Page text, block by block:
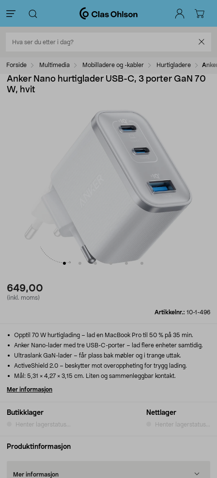
Forside Multimedia Mobilladere og -kabler Hurtigladere
Anker Nano hurtiglader USB-C, 3 porter GaN 70
W, hvit
649,00
(inkl. moms)
Artikkelnr.: 10-1-496
Butikklager
Henter lagerstatus...
Nettlager
Henter lagerstatus...
Opptil 70 W hurtiglading – lad en MacBook Pro til 50 % på 35 min.
Anker Nano-lader med tre USB-C-porter – lad flere enheter samtidig.
Ultraslank GaN-lader – får plass bak møbler og i trange uttak.
ActiveShield 2.0 – beskytter mot overoppheting for trygg lading.
Mål: 5,31 × 4,27 × 3,15 cm. Liten og sammenleggbar kontakt.
Mer informasjon
Produktinformasjon
Mer informasjon